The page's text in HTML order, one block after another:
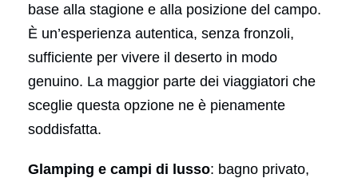
base alla stagione e alla posizione del campo.
È un’esperienza autentica, senza fronzoli,
sufficiente per vivere il deserto in modo
genuino. La maggior parte dei viaggiatori che
sceglie questa opzione ne è pienamente
soddisfatta.
Glamping e campi di lusso: bagno privato,